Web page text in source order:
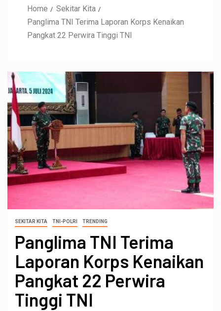
Home
Sekitar Kita
Panglima TNI Terima Laporan Korps Kenaikan
Pangkat 22 Perwira Tinggi TNI
SEKITAR KITA TNI-POLRI TRENDING
Panglima TNI Terima
Laporan Korps Kenaikan
Pangkat 22 Perwira
Tinggi TNI